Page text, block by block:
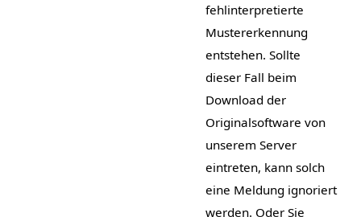
fehlinterpretierte
Mustererkennung
entstehen. Sollte
dieser Fall beim
Download der
Originalsoftware von
unserem Server
eintreten, kann solch
eine Meldung ignoriert
werden. Oder Sie